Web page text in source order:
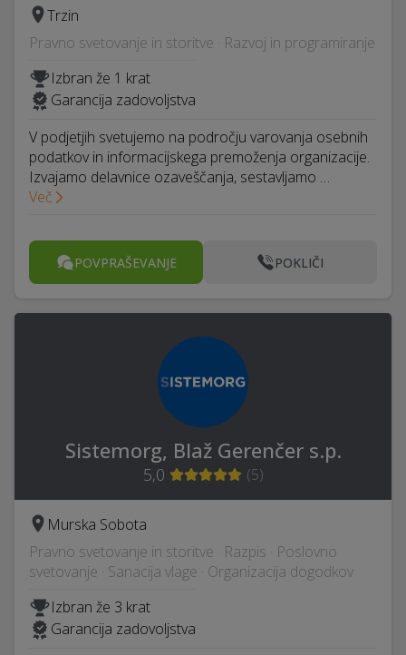
Trzin
Pravno svetovanje in storitve · Razvoj in programiranje
Izbran že 1 krat
Garancija zadovoljstva
V podjetjih svetujemo na področju varovanja osebnih
podatkov in informacijskega premoženja organizacije.
Izvajamo delavnice ozaveščanja, sestavljamo …
Več
POVPRAŠEVANJE POKLIČI
Sistemorg, Blaž Gerenčer s.p.
5,0 (5)
Murska Sobota
Pravno svetovanje in storitve · Razpis · Poslovno
svetovanje · Sanacija vlage · Organizacija dogodkov
Izbran že 3 krat
Garancija zadovoljstva